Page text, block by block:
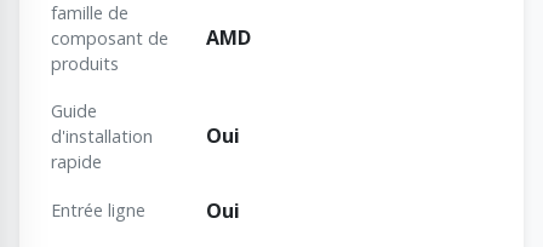
famille de
composant de
produits
AMD
Guide
d'installation
rapide
Oui
Entrée ligne Oui